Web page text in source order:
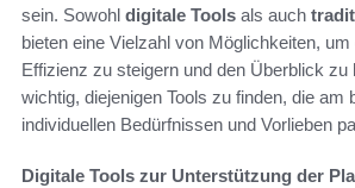
sein. Sowohl digitale Tools als auch
bieten eine Vielzahl von Möglichkeiten,
Effizienz zu steigern und den Überblick zu
wichtig, diejenigen Tools zu finden, die am
individuellen Bedürfnissen und Vorlieben
Digitale Tools zur Unterstützung der